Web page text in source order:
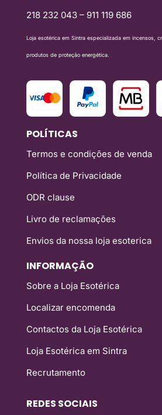
218 232 043 – 911 119 686
Loja esotérica em Sintra especializada em incensos,
produtos de proteção energética.
POLÍTICAS
Termos e condições de venda
Política de Privacidade
ODR clause
Livro de reclamações
Envios da nossa loja esoterica
INFORMAÇÃO
Sobre a Loja Esotérica
Localizar encomenda
Contactos da Loja Esotérica
Loja Esotérica em Sintra
Recrutamento
REDES SOCIAIS